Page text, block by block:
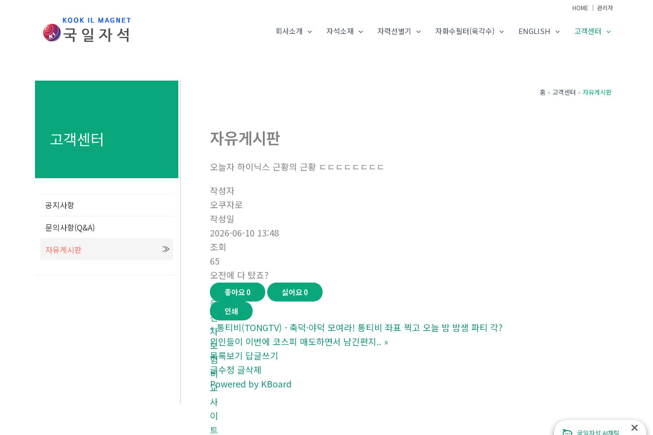
국일자석 AI채팅
HOME │ 관리자
회사소개 자석소재 자력선별기 자화수필터(육각수) ENGLISH 고객센터
고객센터
공지사항
문의사항(Q&A)
자유게시판
홈 고객센터 자유게시판
자유게시판
오늘자 하이닉스 근황의 근황 ㄷㄷㄷㄷㄷㄷㄷㄷ
작성자
오쿠자로
작성일
2026-06-10 13:48
조회
65
오전에 다 탔죠?
운
전
자
보
험
비
교
사
이
트
좋아요0 싫어요0
인쇄
« 통티비(TONGTV) - 축덕·야덕 모여라! 통티비 좌표 찍고 오늘 밤 밤샘 파티 각?
외인들이 이번에 코스피 매도하면서 남긴편지.. »
목록보기 답글쓰기
글수정 글삭제
Powered by KBoard